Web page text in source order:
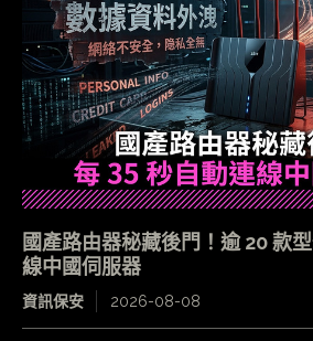
國產路由器秘藏後門！逾 20 款
線中國伺服器
資訊保安 2026-08-08